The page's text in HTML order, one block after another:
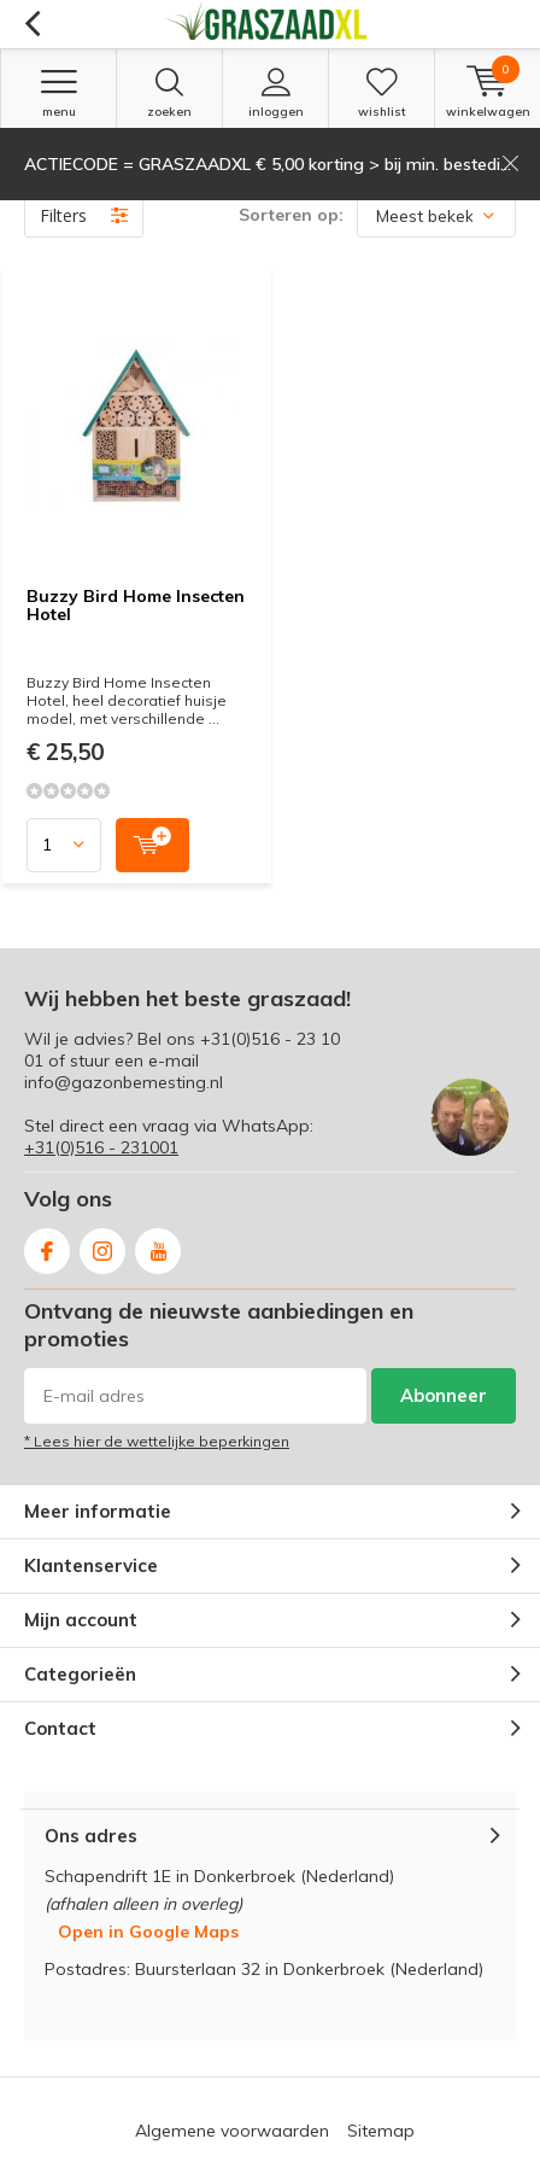
zoeken inloggen
menu wishlist winkelwagen
0
ACTIECODE = GRASZAADXL € 5,00 korting > bij min. besteding van 135,-
Producten getagd met insecten hotel(1)
Filters Sorteren op:
Buzzy Bird Home Insecten
Hotel
Buzzy Bird Home Insecten
Hotel, heel decoratief huisje
model, met verschillende ...
€ 25,50
Wij hebben het beste graszaad!
Wil je advies? Bel ons +31(0)516 - 23 10
01 of stuur een e-mail
info@gazonbemesting.nl
Stel direct een vraag via WhatsApp:
+31(0)516 - 231001
Volg ons
Ontvang de nieuwste aanbiedingen en
promoties
Abonneer
* Lees hier de wettelijke beperkingen
Meer informatie
Klantenservice
Mijn account
Categorieën
Contact
Ons adres
Schapendrift 1E in Donkerbroek (Nederland)
(afhalen alleen in overleg)
Open in Google Maps
Postadres: Buursterlaan 32 in Donkerbroek (Nederland)
Algemene voorwaarden Sitemap